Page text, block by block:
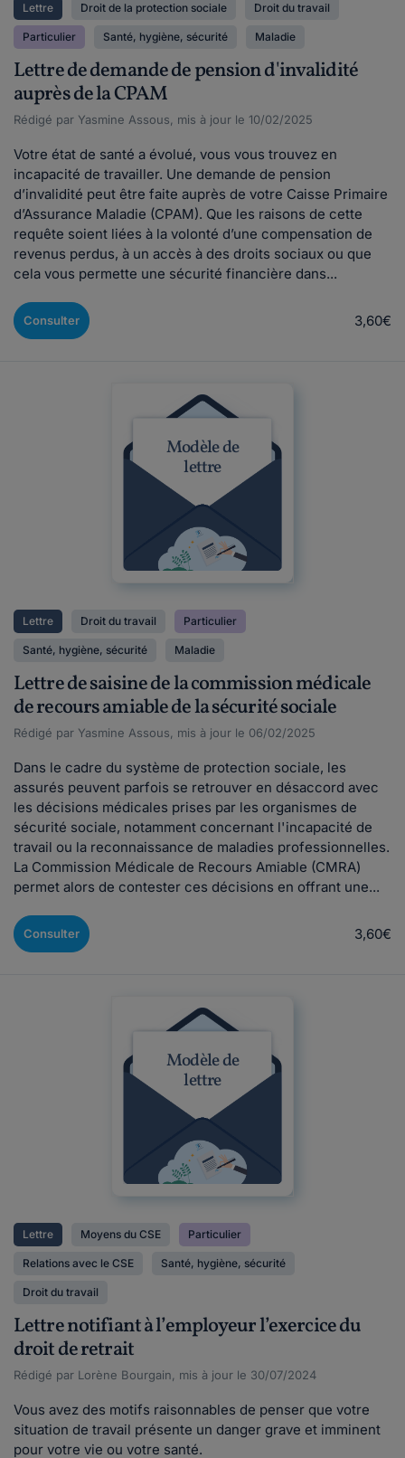
Lettre Droit de la protection sociale Droit du travail
Particulier Santé, hygiène, sécurité Maladie
Lettre de demande de pension d'invalidité
auprès de la CPAM
Rédigé par Yasmine Assous, mis à jour le 10/02/2025
Votre état de santé a évolué, vous vous trouvez en
incapacité de travailler. Une demande de pension
d’invalidité peut être faite auprès de votre Caisse Primaire
d’Assurance Maladie (CPAM). Que les raisons de cette
requête soient liées à la volonté d’une compensation de
revenus perdus, à un accès à des droits sociaux ou que
cela vous permette une sécurité financière dans...
Consulter 3,60€
Modèle de
lettre
Lettre Droit du travail Particulier
Santé, hygiène, sécurité Maladie
Lettre de saisine de la commission médicale
de recours amiable de la sécurité sociale
Rédigé par Yasmine Assous, mis à jour le 06/02/2025
Dans le cadre du système de protection sociale, les
assurés peuvent parfois se retrouver en désaccord avec
les décisions médicales prises par les organismes de
sécurité sociale, notamment concernant l'incapacité de
travail ou la reconnaissance de maladies professionnelles.
La Commission Médicale de Recours Amiable (CMRA)
permet alors de contester ces décisions en offrant une...
Consulter 3,60€
Modèle de
lettre
Lettre Moyens du CSE Particulier
Relations avec le CSE Santé, hygiène, sécurité
Droit du travail
Lettre notifiant à l’employeur l’exercice du
droit de retrait
Rédigé par Lorène Bourgain, mis à jour le 30/07/2024
Vous avez des motifs raisonnables de penser que votre
situation de travail présente un danger grave et imminent
pour votre vie ou votre santé.